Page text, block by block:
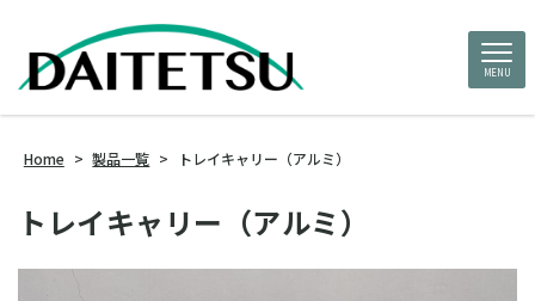
MENU
Home > 製品一覧 > トレイキャリー（アルミ）
トレイキャリー（アルミ）